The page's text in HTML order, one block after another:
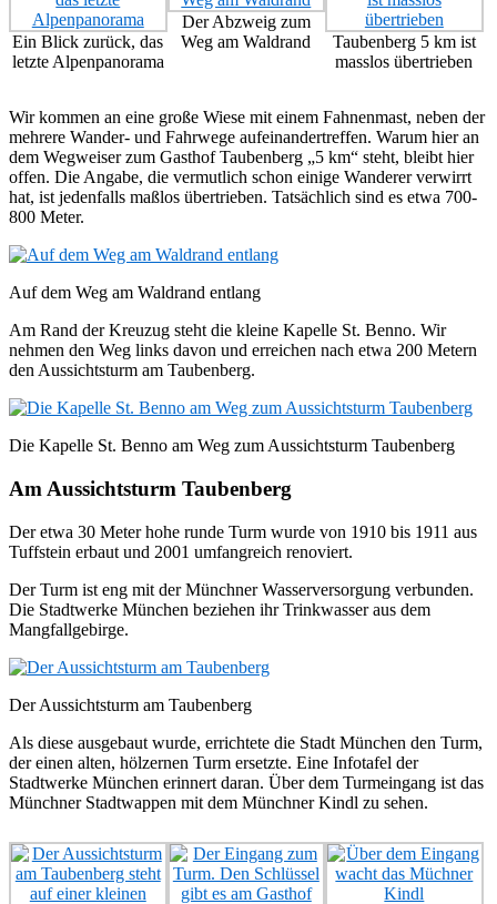
Ein Blick zurück, das
letzte Alpenpanorama
Der Abzweig zum
Weg am Waldrand
Taubenberg 5 km ist
masslos übertrieben
Wir kommen an eine große Wiese mit einem Fahnenmast, neben der
mehrere Wander- und Fahrwege aufeinandertreffen. Warum hier an
dem Wegweiser zum Gasthof Taubenberg „5 km“ steht, bleibt hier
offen. Die Angabe, die vermutlich schon einige Wanderer verwirrt
hat, ist jedenfalls maßlos übertrieben. Tatsächlich sind es etwa 700-
800 Meter.
Auf dem Weg am Waldrand entlang
Am Rand der Kreuzug steht die kleine Kapelle St. Benno. Wir
nehmen den Weg links davon und erreichen nach etwa 200 Metern
den Aussichtsturm am Taubenberg.
Die Kapelle St. Benno am Weg zum Aussichtsturm Taubenberg
Am Aussichtsturm Taubenberg
Der etwa 30 Meter hohe runde Turm wurde von 1910 bis 1911 aus
Tuffstein erbaut und 2001 umfangreich renoviert.
Der Turm ist eng mit der Münchner Wasserversorgung verbunden.
Die Stadtwerke München beziehen ihr Trinkwasser aus dem
Mangfallgebirge.
Der Aussichtsturm am Taubenberg
Als diese ausgebaut wurde, errichtete die Stadt München den Turm,
der einen alten, hölzernen Turm ersetzte. Eine Infotafel der
Stadtwerke München erinnert daran. Über dem Turmeingang ist das
Münchner Stadtwappen mit dem Münchner Kindl zu sehen.